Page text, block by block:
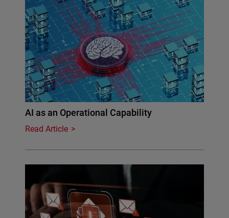
AI as an Operational Capability
Read Article